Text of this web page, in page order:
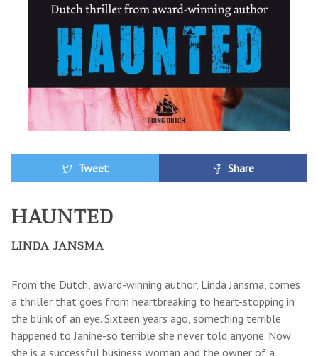
Tweet Share
HAUNTED
LINDA JANSMA
From the Dutch, award-winning author, Linda Jansma, comes
a thriller that goes from heartbreaking to heart-stopping in
the blink of an eye. Sixteen years ago, something terrible
happened to Janine-so terrible she never told anyone. Now
she is a successful business woman and the owner of a